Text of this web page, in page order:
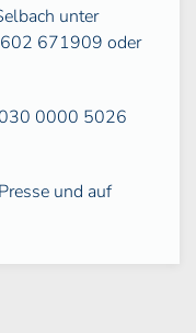
unter
671909 oder
0000 5026
und auf